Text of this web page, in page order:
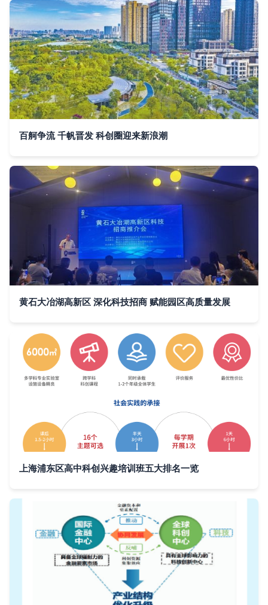
百舸争流 千帆晋发 科创圈迎来新浪潮
黄石大冶湖高新区 深化科技招商 赋能园区高质量发展
上海浦东区高中科创兴趣培训班五大排名一览